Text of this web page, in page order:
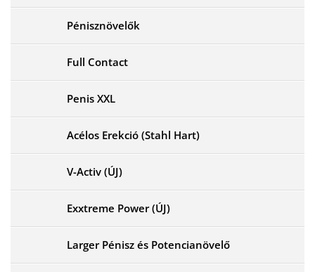
Pénisznövelők
Full Contact
Penis XXL
Acélos Erekció (Stahl Hart)
V-Activ (ÚJ)
Exxtreme Power (ÚJ)
Larger Pénisz és Potencianövelő